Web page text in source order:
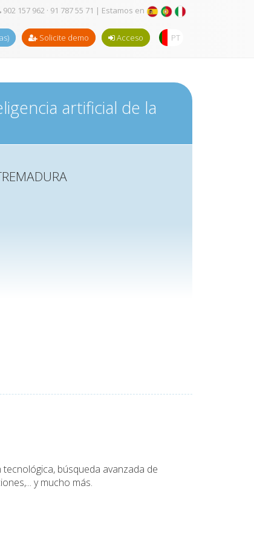
902 157 962 · 91 787 55 71 | Estamos en
Solicite demo Acceso PT
artificial de la
búsqueda avanzada de
y mucho más.